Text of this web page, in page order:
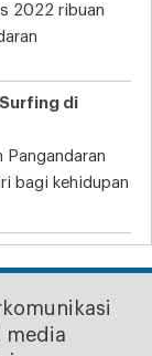
2022 ribuan
di
Pangandaran
bagi kehidupan
media